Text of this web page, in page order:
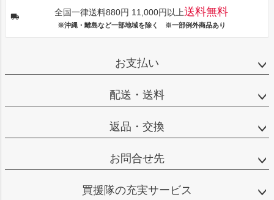
全国一律送料880円 11,000円以上送料無料
※沖縄・離島など一部地域を除く ※一部例外商品あり
お支払い
配送・送料
返品・交換
お問合せ先
買援隊の充実サービス